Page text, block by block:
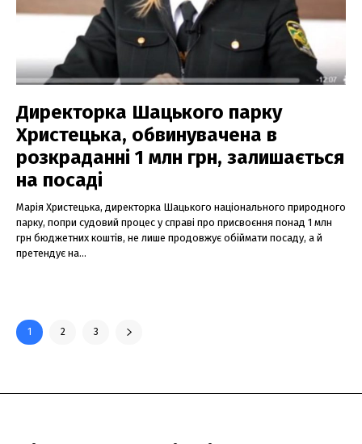
Директорка Шацького парку
Христецька, обвинувачена в
розкраданні 1 млн грн, залишається
на посаді
Марія Христецька, директорка Шацького національного природного
парку, попри судовий процес у справі про присвоєння понад 1 млн
грн бюджетних коштів, не лише продовжує обіймати посаду, а й
претендує на...
1 2 3